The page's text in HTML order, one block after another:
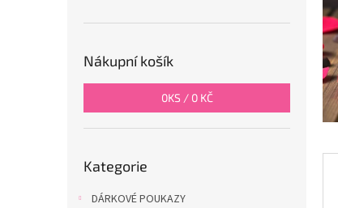
Nákupní košík
0KS / 0 KČ
kategorie
Kategorie
DÁRKOVÉ POUKAZY